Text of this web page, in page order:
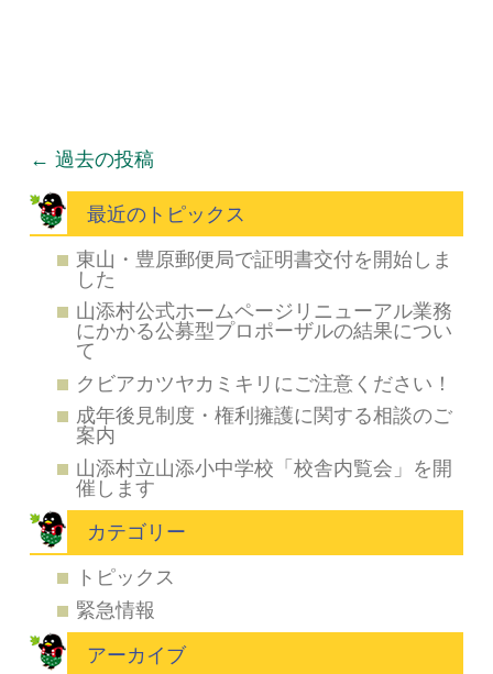
投稿ナビゲーション
← 過去の投稿
最近のトピックス
東山・豊原郵便局で証明書交付を開始しま
した
山添村公式ホームページリニューアル業務
にかかる公募型プロポーザルの結果につい
て
クビアカツヤカミキリにご注意ください！
成年後見制度・権利擁護に関する相談のご
案内
山添村立山添小中学校「校舎内覧会」を開
催します
カテゴリー
トピックス
緊急情報
アーカイブ